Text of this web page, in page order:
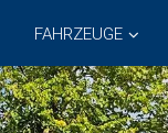
FAHRZEUGE